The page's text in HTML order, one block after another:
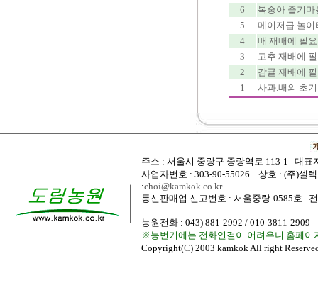
6
복숭아 줄기마
5
메이저급 놀이
4
배 재배에 필
3
고추 재배에
2
감귤 재배에
1
사과.배의 초
주소 : 서울시 중랑구 중랑역로 113-1
대표
사업자번호 : 303-90-55026 상호 : (주)셀
:choi@kamkok.co.kr
통신판매업 신고번호 : 서울중랑-0585호
농원전화 : 043) 881-2992 / 010-3811-2909
※농번기에는 전화연결이 어려우니 홈페이
Copyright(C) 2003 kamkok All right